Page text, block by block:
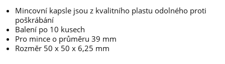
Mincovní kapsle jsou z kvalitního plastu odolného proti
poškrábání
Balení po 10 kusech
Pro mince o průměru 39 mm
Rozměr 50 x 50 x 6,25 mm